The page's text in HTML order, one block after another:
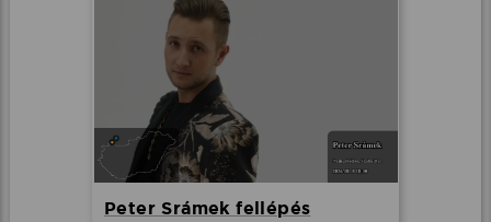
Peter Srámek fellépés